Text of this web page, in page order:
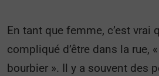
En tant que femme, c’est vrai
compliqué d’être dans la rue,
bourbier ». Il y a souvent des